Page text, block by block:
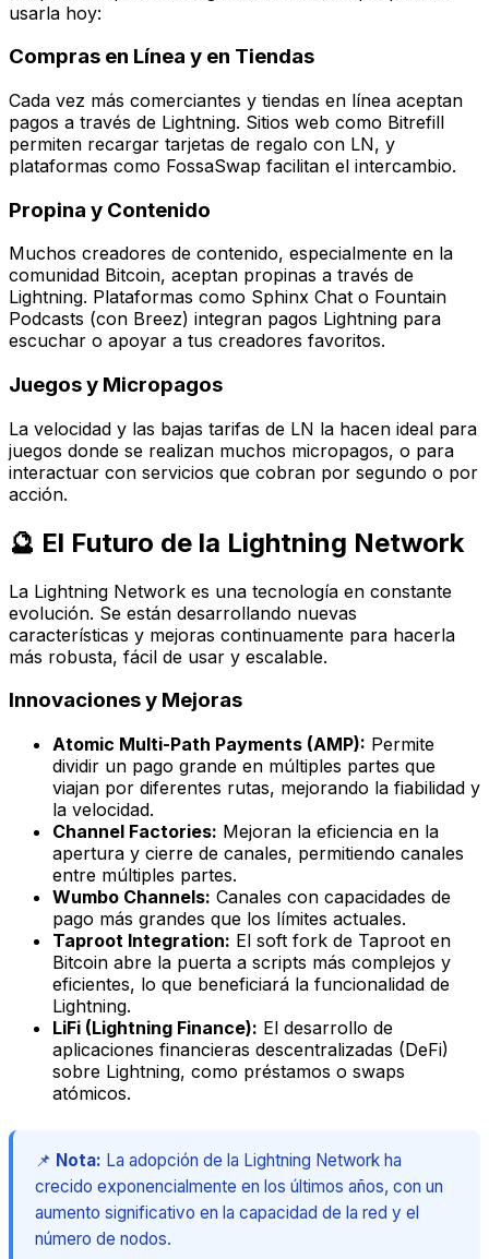
usarla hoy:
Compras en Línea y en Tiendas
Cada vez más comerciantes y tiendas en línea aceptan
pagos a través de Lightning. Sitios web como Bitrefill
permiten recargar tarjetas de regalo con LN, y
plataformas como FossaSwap facilitan el intercambio.
Propina y Contenido
Muchos creadores de contenido, especialmente en la
comunidad Bitcoin, aceptan propinas a través de
Lightning. Plataformas como Sphinx Chat o Fountain
Podcasts (con Breez) integran pagos Lightning para
escuchar o apoyar a tus creadores favoritos.
Juegos y Micropagos
La velocidad y las bajas tarifas de LN la hacen ideal para
juegos donde se realizan muchos micropagos, o para
interactuar con servicios que cobran por segundo o por
acción.
🔮 El Futuro de la Lightning Network
La Lightning Network es una tecnología en constante
evolución. Se están desarrollando nuevas
características y mejoras continuamente para hacerla
más robusta, fácil de usar y escalable.
Innovaciones y Mejoras
Atomic Multi-Path Payments (AMP): Permite
dividir un pago grande en múltiples partes que
viajan por diferentes rutas, mejorando la fiabilidad y
la velocidad.
Channel Factories: Mejoran la eficiencia en la
apertura y cierre de canales, permitiendo canales
entre múltiples partes.
Wumbo Channels: Canales con capacidades de
pago más grandes que los límites actuales.
Taproot Integration: El soft fork de Taproot en
Bitcoin abre la puerta a scripts más complejos y
eficientes, lo que beneficiará la funcionalidad de
Lightning.
LiFi (Lightning Finance): El desarrollo de
aplicaciones financieras descentralizadas (DeFi)
sobre Lightning, como préstamos o swaps
atómicos.
📌 Nota: La adopción de la Lightning Network ha
crecido exponencialmente en los últimos años, con un
aumento significativo en la capacidad de la red y el
número de nodos.